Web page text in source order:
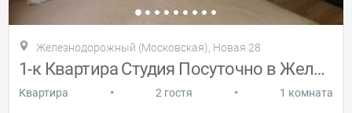
Железнодорожный (Московская), Новая 28
1-к Квартира Студия Посуточно в Железном
Квартира • 2 гостя • 1 комната